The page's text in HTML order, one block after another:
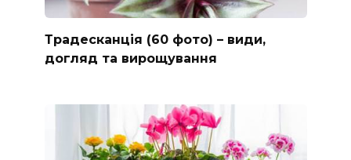
Традесканція (60 фото) – види,
догляд та вирощування